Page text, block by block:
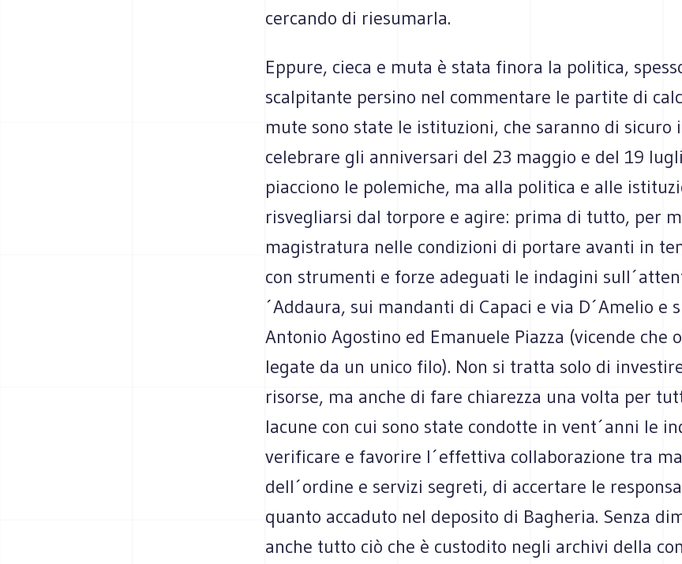
cercando di riesumarla.
Eppure, cieca e muta è stata finora la politica,
scalpitante persino nel commentare le partite di
mute sono state le istituzioni, che saranno di sicuro
celebrare gli anniversari del 23 maggio e del 19
piacciono le polemiche, ma alla politica e alle
risvegliarsi dal torpore e agire: prima di tutto, per
magistratura nelle condizioni di portare avanti in
con strumenti e forze adeguati le indagini
´Addaura, sui mandanti di Capaci e via D´Amelio e
Antonio Agostino ed Emanuele Piazza (vicende che
legate da un unico filo). Non si tratta solo di
risorse, ma anche di fare chiarezza una volta per
lacune con cui sono state condotte in vent´anni le
verificare e favorire l´effettiva collaborazione tra
dell´ordine e servizi segreti, di accertare le
quanto accaduto nel deposito di Bagheria. Senza
anche tutto ciò che è custodito negli archivi della